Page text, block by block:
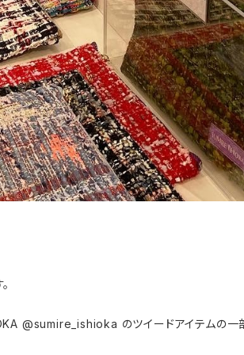
@sumire_ishioka のツイードアイテムの一部